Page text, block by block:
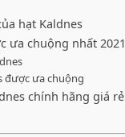
hạt Kaldnes
ưa chuộng nhất 2021
được ưa chuộng
chính hãng giá rẻ